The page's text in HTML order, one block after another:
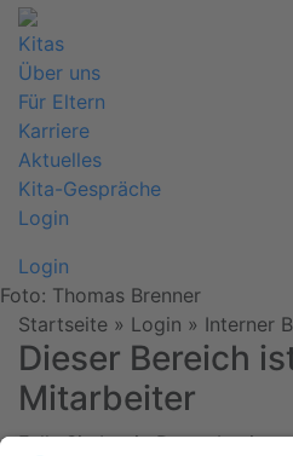
Kitas
Über uns
Für Eltern
Karriere
Aktuelles
Kita-Gespräche
Login
Login
Foto: Thomas Brenner
Startseite » Login » Interner
Dieser Bereich
Mitarbeiter
Falls Sie Login Daten